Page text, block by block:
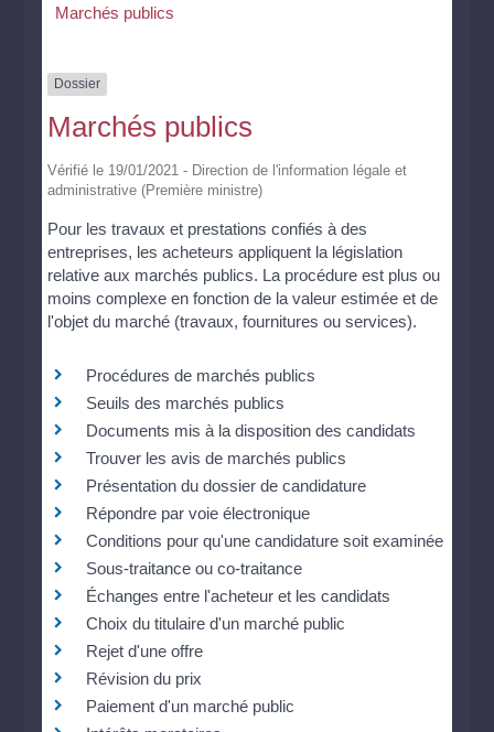
Marchés publics
Dossier
Marchés publics
Vérifié le 19/01/2021 - Direction de l'information légale et
administrative (Première ministre)
Pour les travaux et prestations confiés à des
entreprises, les acheteurs appliquent la législation
relative aux marchés publics. La procédure est plus ou
moins complexe en fonction de la valeur estimée et de
l'objet du marché (travaux, fournitures ou services).
Procédures de marchés publics
Seuils des marchés publics
Documents mis à la disposition des candidats
Trouver les avis de marchés publics
Présentation du dossier de candidature
Répondre par voie électronique
Conditions pour qu'une candidature soit examinée
Sous-traitance ou co-traitance
Échanges entre l'acheteur et les candidats
Choix du titulaire d'un marché public
Rejet d'une offre
Révision du prix
Paiement d'un marché public